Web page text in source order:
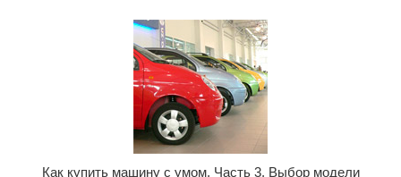
Как купить машину с умом. Часть 3. Выбор модели